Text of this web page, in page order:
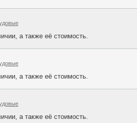
а также её стоимость.
а также её стоимость.
а также её стоимость.